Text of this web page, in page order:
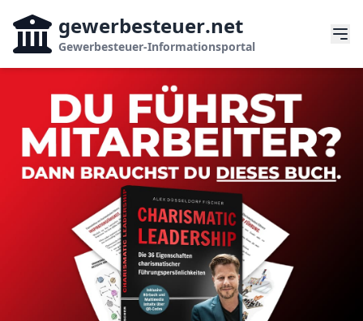
gewerbesteuer.net
Gewerbesteuer-Informationsportal